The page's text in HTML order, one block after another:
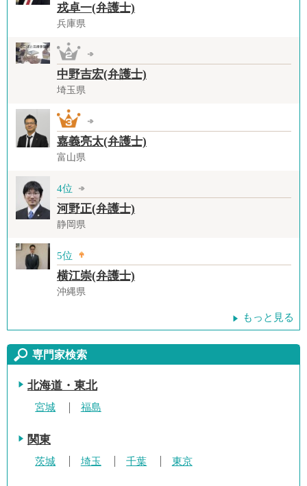
戎卓一(弁護士)
兵庫県
中野吉宏(弁護士)
埼玉県
嘉義亮太(弁護士)
富山県
4位
河野正(弁護士)
静岡県
5位
横江崇(弁護士)
沖縄県
もっと見る
専門家検索
北海道・東北
宮城 福島
関東
茨城 埼玉 千葉 東京